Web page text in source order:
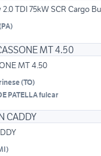
TDI 75kW SCR Cargo
PA)
MT 4.50
(TO)
PATELLA fulcar
)